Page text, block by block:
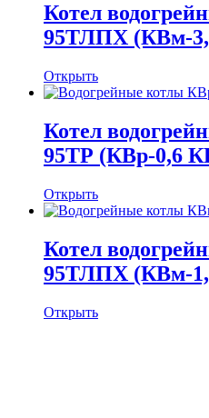
Котел
95ТЛПХ (КВм-
Открыть
Котел
95ТР (КВр-0,6
Открыть
Котел
95ТЛПХ (КВм-
Открыть